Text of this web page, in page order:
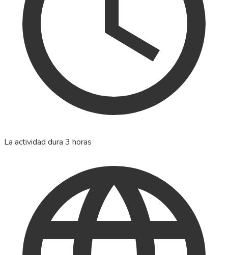
La actividad dura 3 horas